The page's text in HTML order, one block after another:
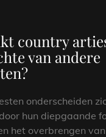
country
van andere
onderscheiden
hun diepgaande
het overbrengen